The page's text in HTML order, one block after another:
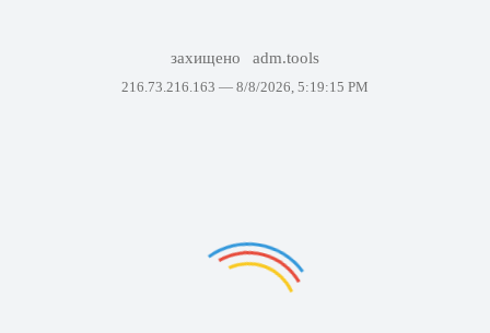
захищено adm.tools
216.73.216.163 — 8/8/2026, 5:19:15 PM